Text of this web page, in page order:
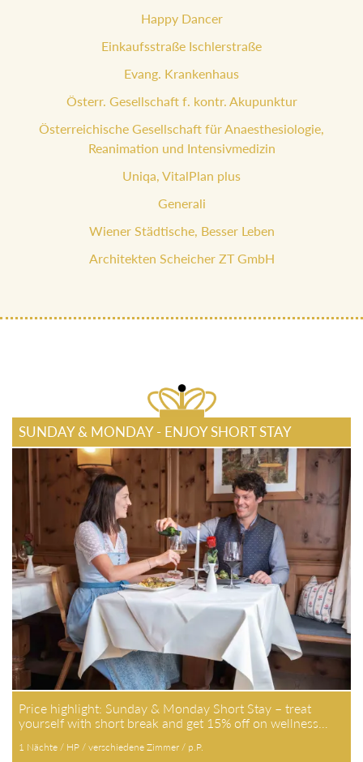
Happy Dancer
Einkaufsstraße Ischlerstraße
Evang. Krankenhaus
Österr. Gesellschaft f. kontr. Akupunktur
Österreichische Gesellschaft für Anaesthesiologie,
Reanimation und Intensivmedizin
Uniqa, VitalPlan plus
Generali
Wiener Städtische, Besser Leben
Architekten Scheicher ZT GmbH
SUNDAY & MONDAY - ENJOY SHORT STAY
Price highlight: Sunday & Monday Short Stay – treat
yourself with short break and get 15% off on wellness…
1 Nächte / HP / verschiedene Zimmer / p.P.